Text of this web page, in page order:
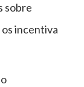
sobre
os incentiva